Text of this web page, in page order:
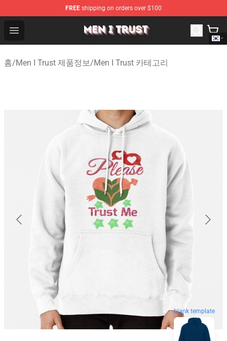
FREE shipping on orders over $100
Open menu
Men I Trust Shop - Official Men I Trust Merchandise Store
홈/Men I Trust 제품정보/Men I Trust 카테고리
blank template